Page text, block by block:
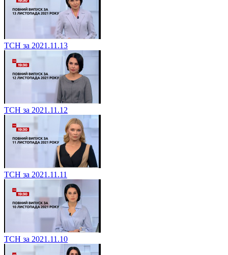
ТСН за 2021.11.13
ТСН за 2021.11.12
ТСН за 2021.11.11
ТСН за 2021.11.10